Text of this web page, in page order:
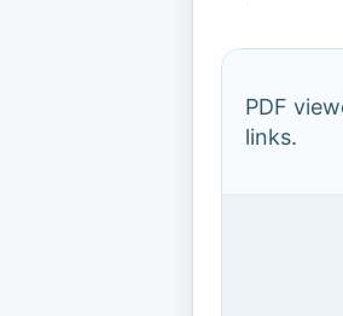
PDF
links.